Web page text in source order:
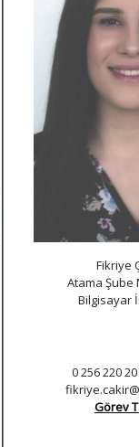
Fikriye
Atama Şube
Bilgisayar
0 256 220
Görev